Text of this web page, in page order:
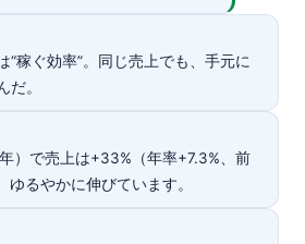
“稼ぐ効率”。同じ売上でも、手元に
だ。
）で売上は+33%（年率+7.3%、前
ゆるやかに伸びています。